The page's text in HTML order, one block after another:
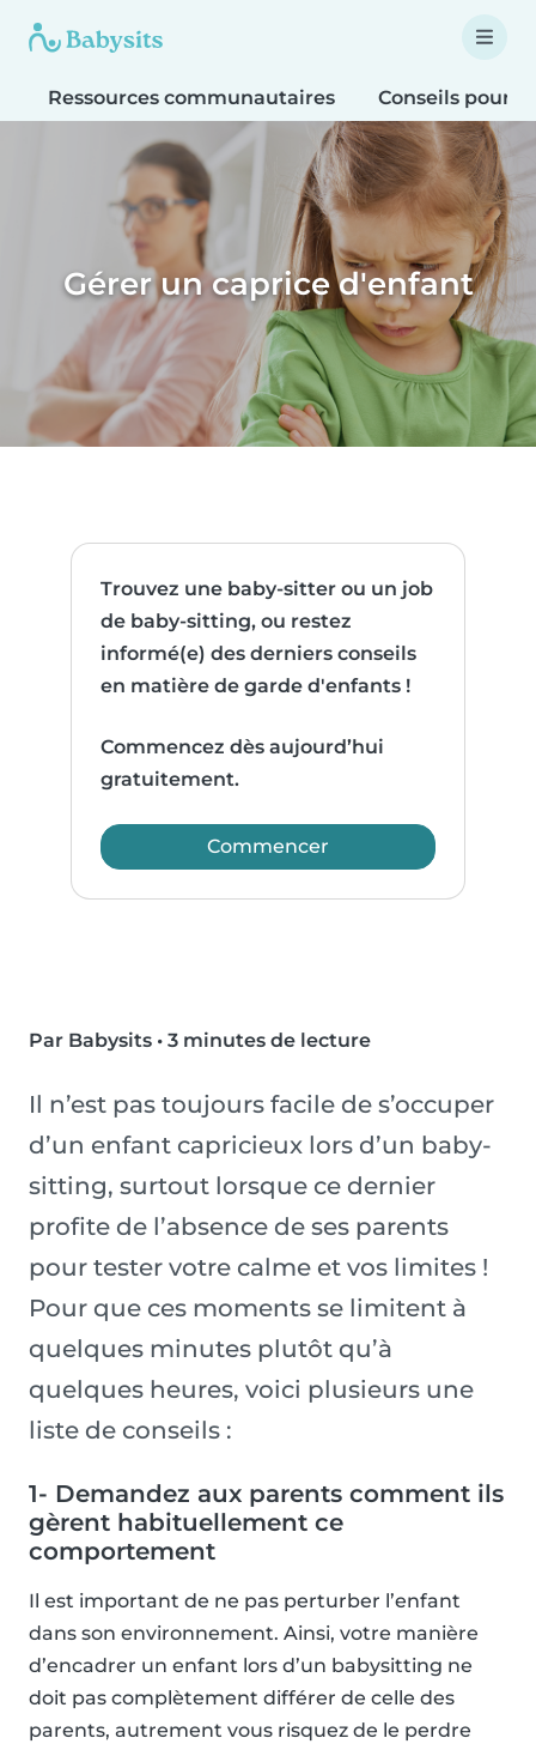
Ressources communautaires Conseils pour
Gérer un caprice d'enfant
Trouvez une baby-sitter ou un job
de baby-sitting, ou restez
informé(e) des derniers conseils
en matière de garde d'enfants !
Commencez dès aujourd’hui
gratuitement.
Commencer
Par Babysits • 3 minutes de lecture
Il n’est pas toujours facile de s’occuper
d’un enfant capricieux lors d’un baby-
sitting, surtout lorsque ce dernier
profite de l’absence de ses parents
pour tester votre calme et vos limites !
Pour que ces moments se limitent à
quelques minutes plutôt qu’à
quelques heures, voici plusieurs une
liste de conseils :
1- Demandez aux parents comment ils
gèrent habituellement ce
comportement
Il est important de ne pas perturber l’enfant
dans son environnement. Ainsi, votre manière
d’encadrer un enfant lors d’un babysitting ne
doit pas complètement différer de celle des
parents, autrement vous risquez de le perdre